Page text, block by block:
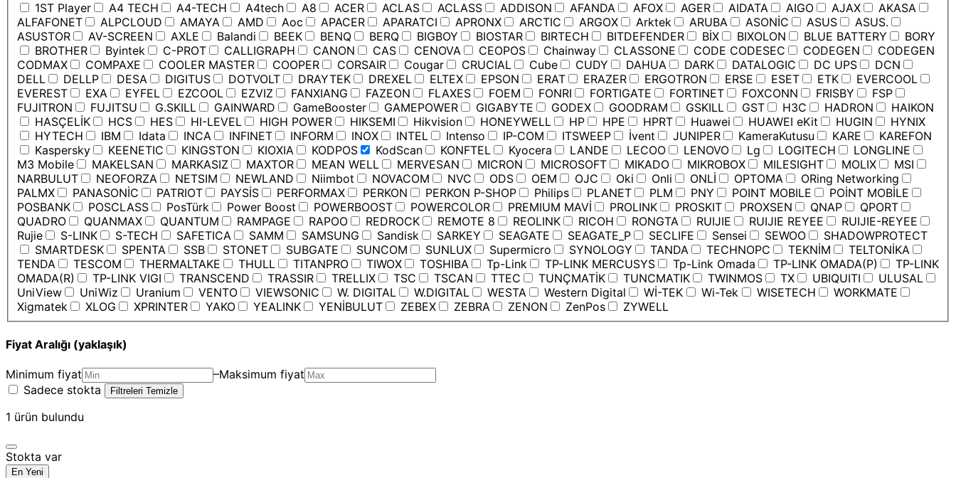
1ST Player
A4 TECH A4-TECH A4tech A8 ACER ACLAS ACLASS ADDISON AFANDA AFOX AGER AIDATA AIGO AJAX
AKASA
ALFAFONET
ALPCLOUD AMAYA AMD Aoc APACER APARATCI APRONX ARCTIC ARGOX Arktek ARUBA ASONİC ASUS
ASUS.
ASUSTOR
AV-SCREEN AXLE Balandi BEEK BENQ BERQ BIGBOY BIOSTAR BIRTECH BITDEFENDER BİX BIXOLON BLUE BATTERY
BORY
BROTHER
Byintek C-PROT CALLIGRAPH CANON CAS CENOVA CEOPOS Chainway CLASSONE CODE CODESEC CODEGEN
CODEGEN
CODMAX
COMPAXE COOLER MASTER COOPER CORSAIR Cougar CRUCIAL Cube CUDY DAHUA DARK DATALOGIC DC UPS
DCN
DELL
DELLP DESA DIGITUS DOTVOLT DRAYTEK DREXEL ELTEX EPSON ERAT ERAZER ERGOTRON ERSE ESET ETK
EVERCOOL
EVEREST
EXA EYFEL EZCOOL EZVIZ FANXIANG FAZEON FLAXES FOEM FONRI FORTIGATE FORTINET FOXCONN FRISBY
FSP
FUJITRON
FUJITSU G.SKILL GAINWARD GameBooster GAMEPOWER GIGABYTE GODEX GOODRAM GSKILL GST H3C HADRON
HAIKON
HASÇELİK
HCS HES HI-LEVEL HIGH POWER HIKSEMI Hikvision HONEYWELL HP HPE HPRT Huawei HUAWEI eKit HUGIN
HYNIX
HYTECH
IBM Idata INCA INFINET INFORM INOX INTEL Intenso IP-COM ITSWEEP İvent JUNIPER KameraKutusu KARE
KAREFON
Kaspersky
KEENETIC KINGSTON KIOXIA KODPOS KodScan KONFTEL Kyocera LANDE LECOO LENOVO Lg LOGITECH
LONGLINE
M3 Mobile
MAKELSAN MARKASIZ MAXTOR MEAN WELL MERVESAN MICRON MICROSOFT MIKADO MIKROBOX MILESIGHT MOLIX
MSI
NARBULUT
NEOFORZA NETSIM NEWLAND Niimbot NOVACOM NVC ODS OEM OJC Oki Onli ONLİ OPTOMA
ORing Networking
PALMX
PANASONİC PATRIOT PAYSİS PERFORMAX PERKON PERKON P-SHOP Philips PLANET PLM PNY POINT MOBILE
POİNT MOBİLE
POSBANK
POSCLASS PosTürk Power Boost POWERBOOST POWERCOLOR PREMIUM MAVİ PROLINK PROSKIT PROXSEN QNAP
QPORT
QUADRO
QUANMAX QUANTUM RAMPAGE RAPOO REDROCK REMOTE 8 REOLINK RICOH RONGTA RUIJIE RUIJIE REYEE
RUIJIE-REYEE
Rujie
S-LINK S-TECH SAFETICA SAMM SAMSUNG Sandisk SARKEY SEAGATE SEAGATE_P SECLIFE Sensei SEWOO
SHADOWPROTECT
SMARTDESK
SPENTA SSB STONET SUBGATE SUNCOM SUNLUX Supermicro SYNOLOGY TANDA TECHNOPC TEKNİM
TELTONİKA
TENDA
TESCOM THERMALTAKE THULL TITANPRO TIWOX TOSHIBA Tp-Link TP-LINK MERCUSYS Tp-Link Omada TP-LINK OMADA(P)
TP-LINK
OMADA(R)
TP-LINK VIGI TRANSCEND TRASSIR TRELLIX TSC TSCAN TTEC TUNÇMATİK TUNCMATIK TWINMOS TX UBIQUITI
ULUSAL
UniView
UniWiz Uranium VENTO VIEWSONIC W. DIGITAL W.DIGITAL WESTA Western Digital Wİ-TEK Wi-Tek WISETECH
WORKMATE
Xigmatek
XLOG XPRINTER YAKO YEALINK YENİBULUT ZEBEX ZEBRA ZENON ZenPos ZYWELL
Fiyat Aralığı (yaklaşık)
Minimum fiyat –Maksimum fiyat
Sadece stokta
Filtreleri Temizle
1 ürün bulundu
Stokta var
En Yeni